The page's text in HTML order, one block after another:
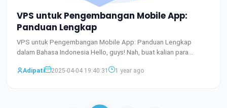
VPS untuk Pengembangan Mobile App:
Panduan Lengkap
VPS untuk Pengembangan Mobile App: Panduan Lengkap
dalam Bahasa Indonesia Hello, guys! Nah, buat kalian para
Adipati
2025-04-04 19:40:31 1 year ago